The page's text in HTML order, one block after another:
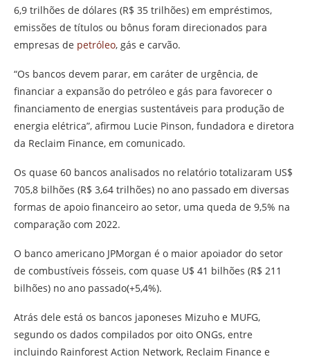
6,9 trilhões de dólares (R$ 35 trilhões) em empréstimos,
emissões de títulos ou bônus foram direcionados para
empresas de petróleo, gás e carvão.
“Os bancos devem parar, em caráter de urgência, de
financiar a expansão do petróleo e gás para favorecer o
financiamento de energias sustentáveis para produção de
energia elétrica”, afirmou Lucie Pinson, fundadora e diretora
da Reclaim Finance, em comunicado.
Os quase 60 bancos analisados no relatório totalizaram US$
705,8 bilhões (R$ 3,64 trilhões) no ano passado em diversas
formas de apoio financeiro ao setor, uma queda de 9,5% na
comparação com 2022.
O banco americano JPMorgan é o maior apoiador do setor
de combustíveis fósseis, com quase U$ 41 bilhões (R$ 211
bilhões) no ano passado(+5,4%).
Atrás dele está os bancos japoneses Mizuho e MUFG,
segundo os dados compilados por oito ONGs, entre
incluindo Rainforest Action Network, Reclaim Finance e